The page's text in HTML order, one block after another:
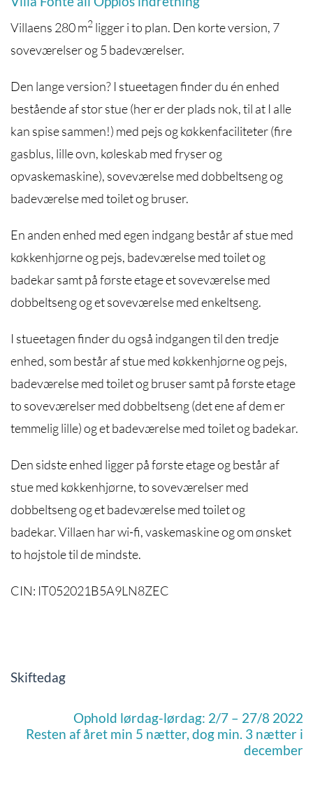
Villaens 280 m2 ligger i to plan. Den korte version, 7
soveværelser og 5 badeværelser.
Den lange version? I stueetagen finder du én enhed
bestående af stor stue (her er der plads nok, til at I alle
kan spise sammen!) med pejs og køkkenfaciliteter (fire
gasblus, lille ovn, køleskab med fryser og
opvaskemaskine), soveværelse med dobbeltseng og
badeværelse med toilet og bruser.
En anden enhed med egen indgang består af stue med
køkkenhjørne og pejs, badeværelse med toilet og
badekar samt på første etage et soveværelse med
dobbeltseng og et soveværelse med enkeltseng.
I stueetagen finder du også indgangen til den tredje
enhed, som består af stue med køkkenhjørne og pejs,
badeværelse med toilet og bruser samt på første etage
to soveværelser med dobbeltseng (det ene af dem er
temmelig lille) og et badeværelse med toilet og badekar.
Den sidste enhed ligger på første etage og består af
stue med køkkenhjørne, to soveværelser med
dobbeltseng og et badeværelse med toilet og
badekar. Villaen har wi-fi, vaskemaskine og om ønsket
to højstole til de mindste.
CIN: IT052021B5A9LN8ZEC
Skiftedag
Ophold lørdag-lørdag: 2/7 – 27/8 2022
Resten af året min 5 nætter, dog min. 3 nætter i
december